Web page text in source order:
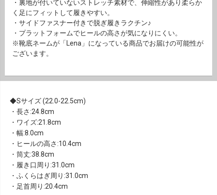
・裏地が付いていないストレッチ素材で、伸縮性があり柔らか
く足にフィットして履きやすい。
・サイドファスナー付きで脱ぎ履きラクチン♪
・プラットフォームでヒールの高さが気になりにくい。
※靴底ネームが「Lena」になっている商品でお届けの可能性が
ございます。
Sサイズ (22.0-22.5cm)
・長さ:24.8cm
・ワイズ:21.8cm
・幅:8.0cm
・ヒールの高さ:10.4cm
・筒丈:38.8cm
・履き口周り:31.0cm
・ふくらはぎ周り:31.0cm
・足首周り:20.4cm